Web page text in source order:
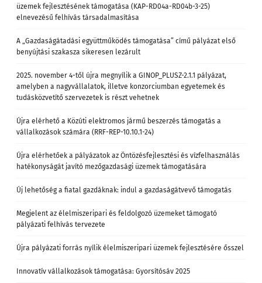
üzemek fejlesztésének támogatása (KAP-RD04a-RD04b-3-25)
elnevezésű felhívás társadalmasítása
A „Gazdaságátadási együttműködés támogatása” című pályázat első
benyújtási szakasza sikeresen lezárult
2025. november 4-től újra megnyílik a GINOP_PLUSZ-2.1.1 pályázat,
amelyben a nagyvállalatok, illetve konzorciumban egyetemek és
tudásközvetítő szervezetek is részt vehetnek
Újra elérhető a Közúti elektromos jármű beszerzés támogatás a
vállalkozások számára (RRF-REP-10.10.1-24)
Újra elérhetőek a pályázatok az Öntözésfejlesztési és vízfelhasználás
hatékonyságát javító mezőgazdasági üzemek támogatására
Új lehetőség a fiatal gazdáknak: indul a gazdaságátvevő támogatás
Megjelent az élelmiszeripari és feldolgozó üzemeket támogató
pályázati felhívás tervezete
Újra pályázati forrás nyílik élelmiszeripari üzemek fejlesztésére ősszel
Innovatív vállalkozások támogatása: Gyorsítósáv 2025